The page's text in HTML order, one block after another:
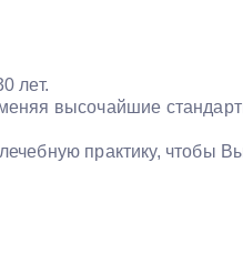
лет.
высочайшие
практику, чтобы